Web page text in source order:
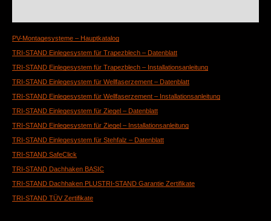
PV-Montagesysteme – Hauptkatalog
TRI-STAND Einlegesystem für Trapezblech – Datenblatt
TRI-STAND Einlegesystem für Trapezblech – Installationsanleitung
TRI-STAND Einlegesystem für Wellfaserzement – Datenblatt
TRI-STAND Einlegesystem für Wellfaserzement – Installationsanleitung
TRI-STAND Einlegesystem für Ziegel – Datenblatt
TRI-STAND Einlegesystem für Ziegel – Installationsanleitung
TRI-STAND Einlegesystem für Stehfalz – Datenblatt
TRI-STAND SafeClick
TRI-STAND Dachhaken BASIC
TRI-STAND Dachhaken PLUSTRI-STAND Garantie Zertifikate
TRI-STAND TÜV Zertifikate